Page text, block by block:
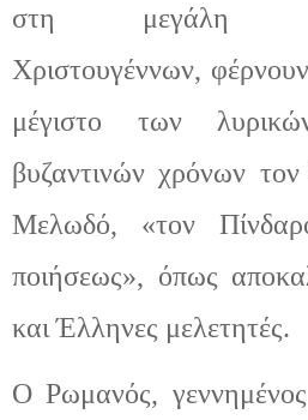
στη μεγάλη
Χριστουγέννων, φέρνουν
μέγιστο των
βυζαντινών χρόνων
Μελωδό, «τον
ποιήσεως», όπως
και Έλληνες μελετητές.
Ο Ρωμανός,